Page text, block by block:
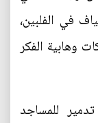
في الفلبين،
وهابية الفكر
للمساجد